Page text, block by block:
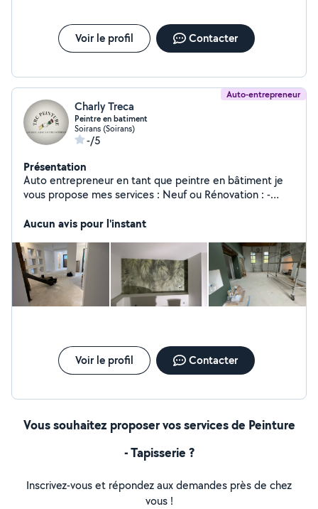
Voir le profil Contacter
Auto-entrepreneur
Charly Treca
Peintre en batiment
Soirans (Soirans)
-/5
Présentation
Auto entrepreneur en tant que peintre en bâtiment je
vous propose mes services : Neuf ou Rénovation : -
Pose de revêtement muraux - Reprise de mur en plâtre
97941657500012
Aucun avis pour l'instant
Voir le profil Contacter
Vous souhaitez proposer vos services de Peinture
- Tapisserie ?
Inscrivez-vous et répondez aux demandes près de chez
vous !